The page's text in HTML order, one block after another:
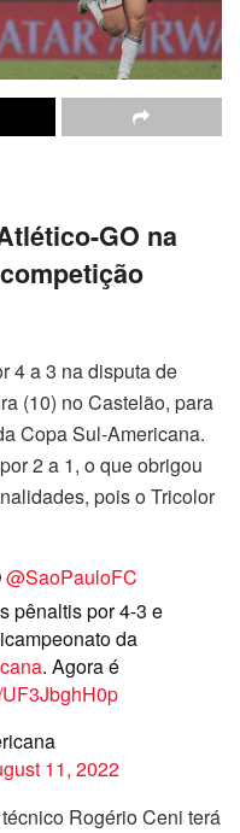
GO na
4 a 3 na disputa de
(10) no Castelão, para
Copa Sul-Americana.
2 a 1, o que obrigou
pois o Tricolor
@SaoPauloFC
pênaltis por 4-3 e
da
. Agora é
11, 2022
Rogério Ceni terá